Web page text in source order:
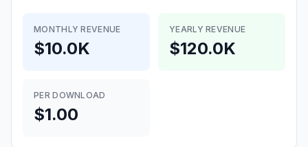
MONTHLY REVENUE
$10.0K
YEARLY REVENUE
$120.0K
PER DOWNLOAD
$1.00